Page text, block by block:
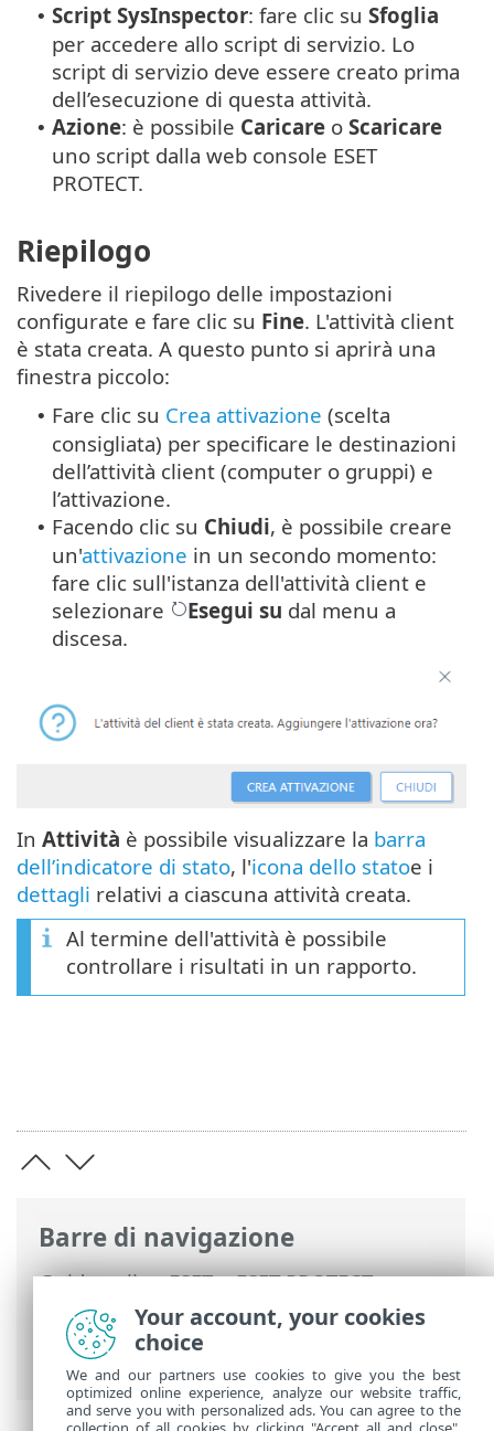
Barre di navigazione
Guida online ESET>ESET PROTECT>
Utilizzo di ESET PROTECT >ESET PROTECT
Menu principale> Attività >
> Esegui script SysInspector
• Script SysInspector: fare clic su Sfoglia
per accedere allo script di servizio. Lo
script di servizio deve essere creato prima
dell’esecuzione di questa attività.
• Azione: è possibile Caricare o Scaricare
uno script dalla web console ESET
PROTECT.
Riepilogo
Rivedere il riepilogo delle impostazioni
configurate e fare clic su Fine. L'attività client
è stata creata. A questo punto si aprirà una
finestra piccolo:
• Fare clic su Crea attivazione (scelta
consigliata) per specificare le destinazioni
dell’attività client (computer o gruppi) e
l’attivazione.
• Facendo clic su Chiudi, è possibile creare
un'attivazione in un secondo momento:
fare clic sull'istanza dell'attività client e
selezionare
Esegui su dal menu a
discesa.
In Attività è possibile visualizzare la barra
dell’indicatore di stato, l'icona dello statoe i
dettagli relativi a ciascuna attività creata.
Al termine dell'attività è possibile
controllare i risultati in un rapporto.
Your account, your cookies
choice
We and our partners use cookies to give you the best
optimized online experience, analyze our website traffic,
and serve you with personalized ads. You can agree to the